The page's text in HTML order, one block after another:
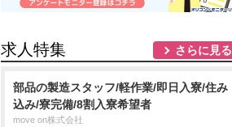
求人特集 さらに見る
部品の製造スタッフ/軽作業/即日入寮/住み
込み/寮完備/8割入寮希望者
move on株式会社